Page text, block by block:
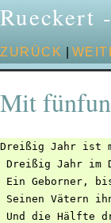
Rueckert
ZURÜCK
Mit
Dreißig Jahr ist
Dreißig Jahr im
Ein Geborner,
Seinen Vätern
Und die Hälfte